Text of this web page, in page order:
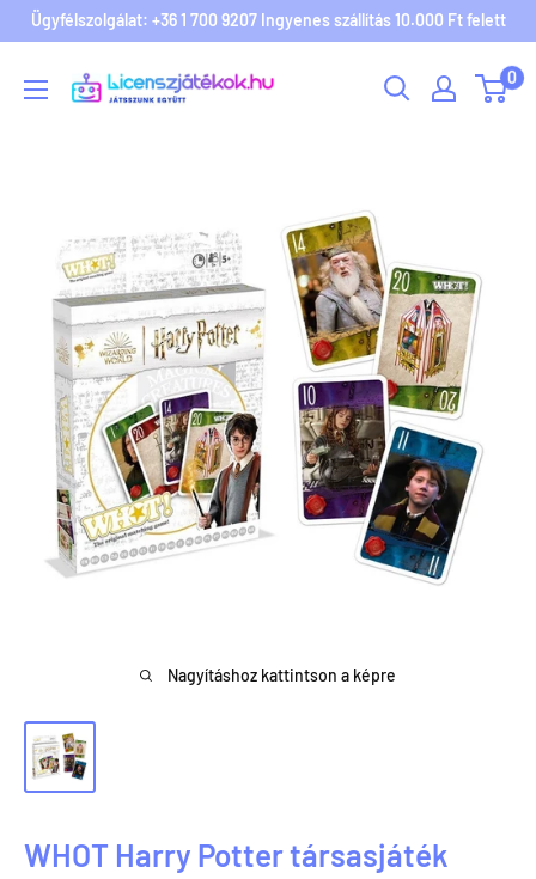
Ügyfélszolgálat: +36 1 700 9207 Ingyenes szállítás 10.000 Ft felett
Licenszjatekok.hu 0
Nagyításhoz kattintson a képre
WHOT Harry Potter társasjáték